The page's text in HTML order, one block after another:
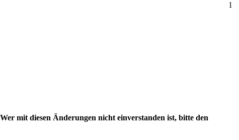
1
Wer mit diesen Änderungen nicht einverstanden ist, bitte den